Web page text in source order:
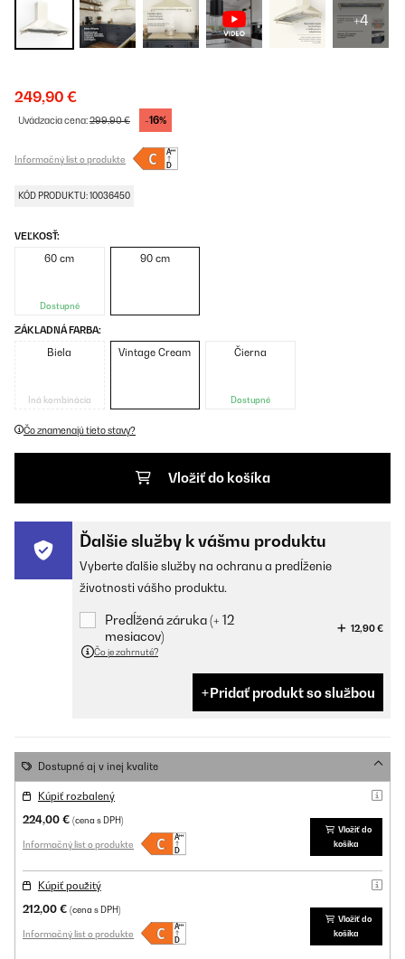
+4
249,90 €
Uvádzacia cena:299,90 € -16%
Informačný list o produkte
KÓD PRODUKTU: 10036450
VEĽKOSŤ:
60 cm
Dostupné
90 cm
ZÁKLADNÁ FARBA:
Biela
Iná kombinácia
Vintage Cream Čierna
Dostupné
Čo znamenajú tieto stavy?
Vložiť do košíka
Ďalšie služby k vášmu produktu
Vyberte ďalšie služby na ochranu a predĺženie
životnosti vášho produktu.
Predĺžená záruka (+ 12
mesiacov)
12,90 €
Čo je zahrnuté?
Pridať produkt so službou
Dostupné aj v inej kvalite
Kúpiť rozbalený
224,00 € (cena s DPH)
Informačný list o produkte
Vložiť do
košíka
Kúpiť použitý
212,00 € (cena s DPH)
Informačný list o produkte
Vložiť do
košíka